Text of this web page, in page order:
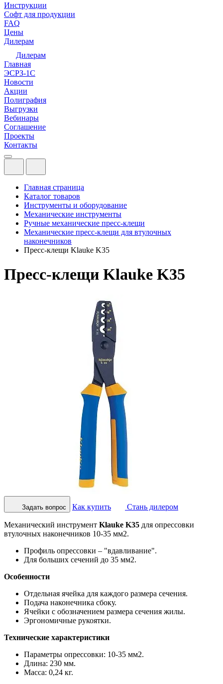
Инструкции
Софт для продукции
FAQ
Цены
Дилерам
Дилерам
Главная
ЭСРЗ-1С
Новости
Акции
Полиграфия
Выгрузки
Вебинары
Соглашение
Проекты
Контакты
Главная страница
Каталог товаров
Инструменты и оборудование
Механические инструменты
Ручные механические пресс-клещи
Механические пресс-клещи для втулочных
наконечников
Пресс-клещи Klauke K35
Пресс-клещи Klauke K35
Задать вопрос Как купить Стань дилером
Механический инструмент Klauke K35 для опрессовки
втулочных наконечников 10-35 мм2.
Профиль опрессовки – "вдавливание".
Для больших сечений до 35 мм2.
Особенности
Отдельная ячейка для каждого размера сечения.
Подача наконечника сбоку.
Ячейки с обозначением размера сечения жилы.
Эргономичные рукоятки.
Технические характеристики
Параметры опрессовки: 10-35 мм2.
Длина: 230 мм.
Масса: 0,24 кг.